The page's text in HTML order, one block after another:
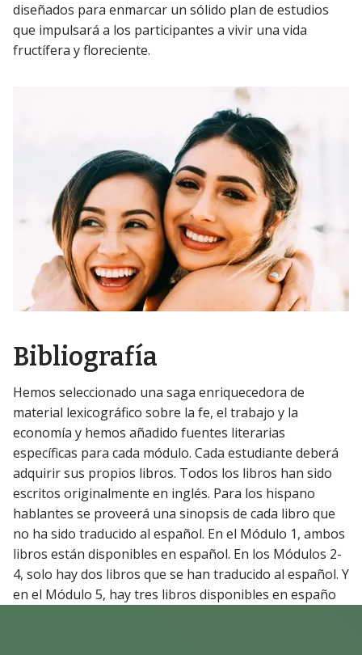
diseñados para enmarcar un sólido plan de estudios
que impulsará a los participantes a vivir una vida
fructífera y floreciente.
Bibliografía
Hemos seleccionado una saga enriquecedora de
material lexicográfico sobre la fe, el trabajo y la
economía y hemos añadido fuentes literarias
específicas para cada módulo. Cada estudiante deberá
adquirir sus propios libros. Todos los libros han sido
escritos originalmente en inglés. Para los hispano
hablantes se proveerá una sinopsis de cada libro que
no ha sido traducido al español. En el Módulo 1, ambos
libros están disponibles en español. En los Módulos 2-
4, solo hay dos libros que se han traducido al español. Y
en el Módulo 5, hay tres libros disponibles en españo